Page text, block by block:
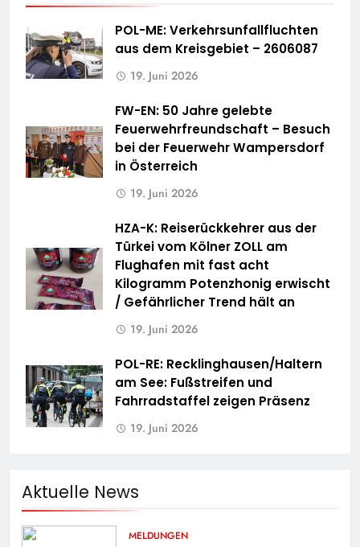
POL-ME: Verkehrsunfallfluchten
aus dem Kreisgebiet – 2606087
19. Juni 2026
FW-EN: 50 Jahre gelebte
Feuerwehrfreundschaft – Besuch
bei der Feuerwehr Wampersdorf
in Österreich
19. Juni 2026
HZA-K: Reiserückkehrer aus der
Türkei vom Kölner ZOLL am
Flughafen mit fast acht
Kilogramm Potenzhonig erwischt
/ Gefährlicher Trend hält an
19. Juni 2026
POL-RE: Recklinghausen/Haltern
am See: Fußstreifen und
Fahrradstaffel zeigen Präsenz
19. Juni 2026
Aktuelle News
MELDUNGEN